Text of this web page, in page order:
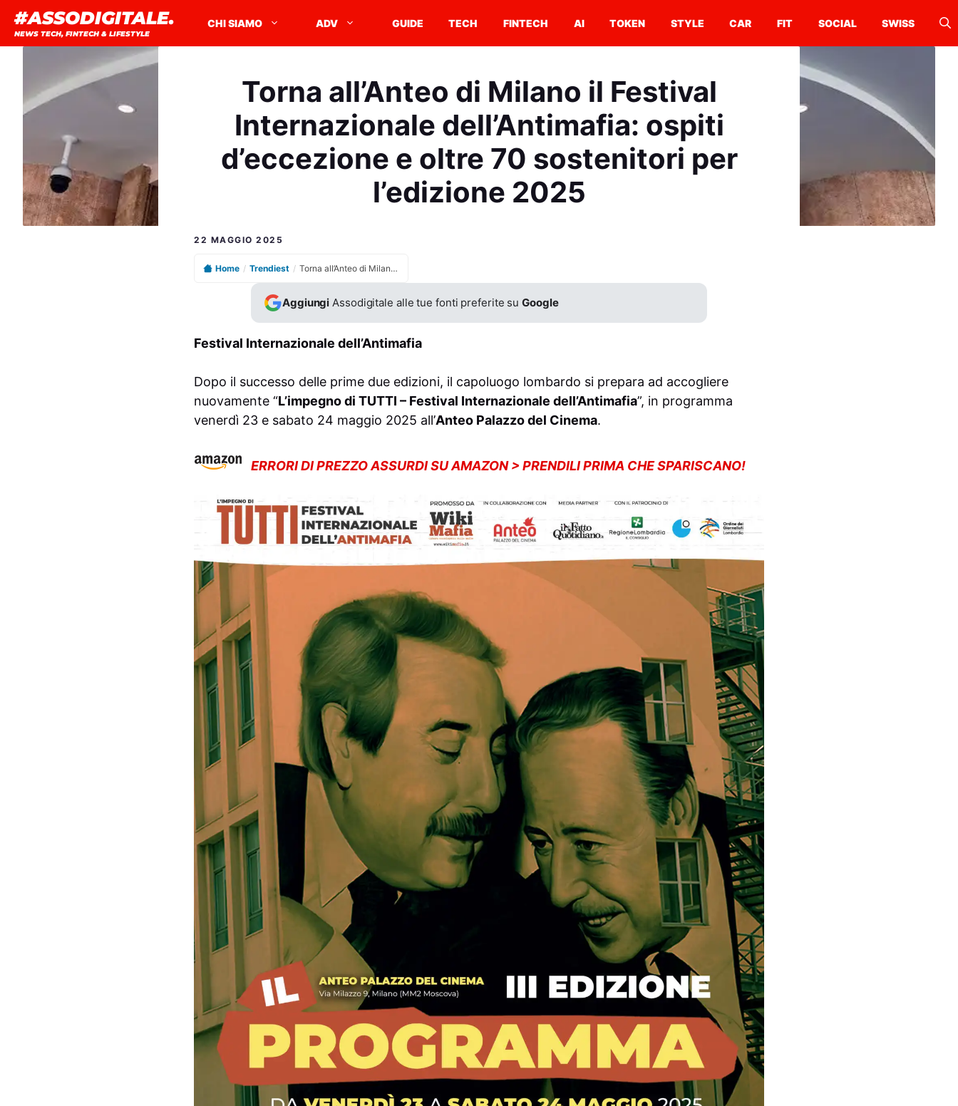
contenuto
#ASSODIGITALE.
NEWS TECH, FINTECH & LIFESTYLE
CHI SIAMO ADV GUIDE TECH FINTECH AI TOKEN STYLE CAR FIT SOCIAL SWISS
Torna all’Anteo di Milano il Festival
Internazionale dell’Antimafia: ospiti
d’eccezione e oltre 70 sostenitori per
l’edizione 2025
22 MAGGIO 2025
Home / Trendiest / Torna all’Anteo di Milano il Festival Internazionale dell’Antimafia: ospiti d’eccezione e oltre 70 sostenitori per l’edizione 2025
Aggiungi Assodigitale alle tue fonti preferite suGoogle
Festival Internazionale dell’Antimafia
Dopo il successo delle prime due edizioni, il capoluogo lombardo si prepara ad accogliere
nuovamente “L’impegno di TUTTI – Festival Internazionale dell’Antimafia”, in programma
venerdì 23 e sabato 24 maggio 2025 all’Anteo Palazzo del Cinema.
ERRORI DI PREZZO ASSURDI SU AMAZON > PRENDILI PRIMA CHE SPARISCANO!